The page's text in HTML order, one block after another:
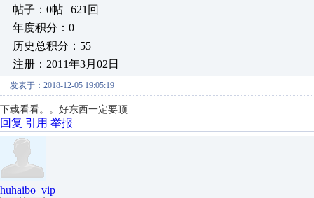
帖子：0帖 | 621回
年度积分：0
历史总积分：55
注册：2011年3月02日
发表于：2018-12-05 19:05:19
下载看看。。好东西一定要顶
回复 引用 举报
huhaibo_vip